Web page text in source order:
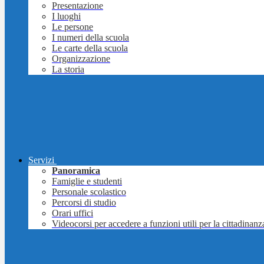
Presentazione
I luoghi
Le persone
I numeri della scuola
Le carte della scuola
Organizzazione
La storia
Servizi
Panoramica
Famiglie e studenti
Personale scolastico
Percorsi di studio
Orari uffici
Videocorsi per accedere a funzioni utili per la